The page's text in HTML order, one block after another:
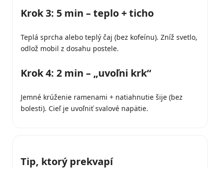
Krok 3: 5 min – teplo + ticho
Teplá sprcha alebo teplý čaj (bez kofeínu). Zníž svetlo,
odlož mobil z dosahu postele.
Krok 4: 2 min – „uvoľni krk“
Jemné krúženie ramenami + natiahnutie šije (bez
bolesti). Cieľ je uvoľniť svalové napätie.
Tip, ktorý prekvapí